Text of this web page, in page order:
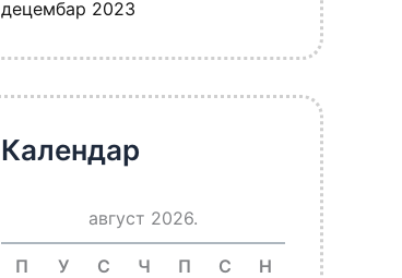
децембар 2023
Календар
август 2026.
П У С Ч П С Н